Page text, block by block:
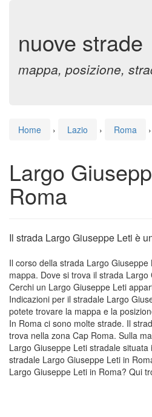
nuove strade
mappa, posizione,
Home › Lazio › Roma ›
Largo
Roma
Il strada Largo Giuseppe Leti è
Il corso della strada Largo
mappa. Dove si trova il strada
Cerchi un Largo Giuseppe Leti
Indicazioni per il stradale Largo
potete trovare la mappa e la
In Roma ci sono molte strade. Il
trova nella zona Cap Roma. Sulla
Largo Giuseppe Leti stradale
stradale Largo Giuseppe Leti in
Largo Giuseppe Leti in Roma? Qui